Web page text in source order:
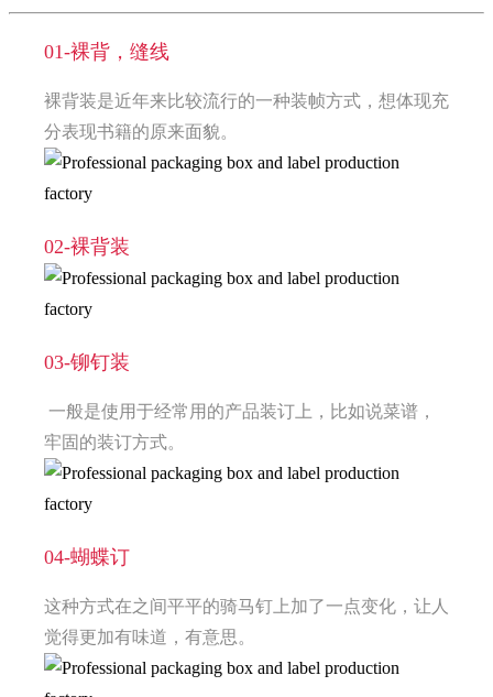
01-裸背，缝线
裸背装是近年来比较流行的一种装帧方式，想体现充
分表现书籍的原来面貌。
02-裸背装
03-铆钉装
一般是使用于经常用的产品装订上，比如说菜谱，
牢固的装订方式。
04-蝴蝶订
这种方式在之间平平的骑马钉上加了一点变化，让人
觉得更加有味道，有意思。